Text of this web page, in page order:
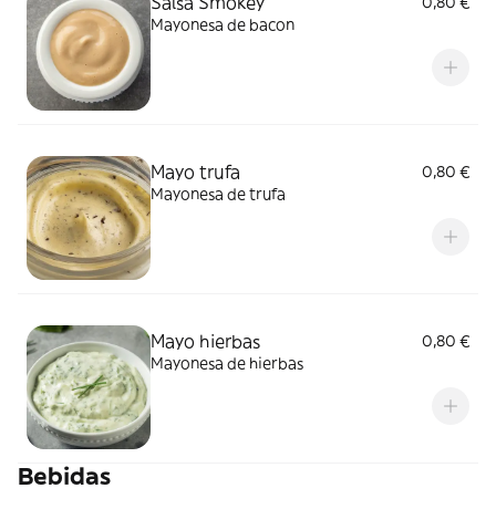
Mayonesa de bacon
Mayo trufa
0,80 €
Mayonesa de trufa
Mayo hierbas
0,80 €
Mayonesa de hierbas
Bebidas